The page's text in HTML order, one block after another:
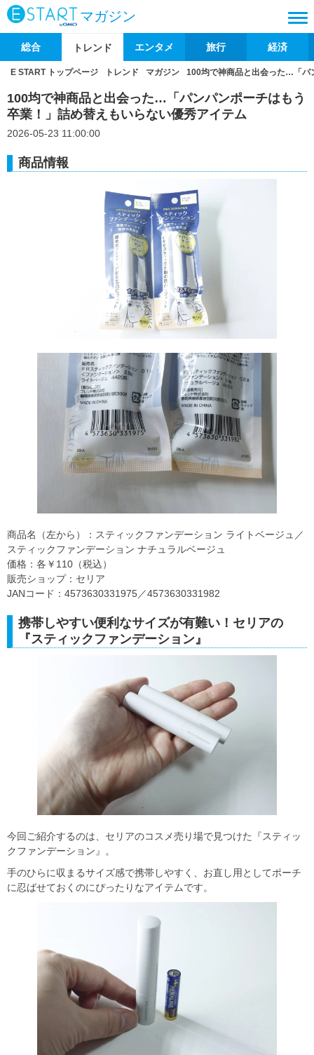
マガジン
総合 トレンド エンタメ 旅行 経済
E START トップページ トレンド マガジン 100均で神商品と出会った…「パ
100均で神商品と出会った…「パンパンポーチはもう
卒業！」詰め替えもいらない優秀アイテム
2026-05-23 11:00:00
商品情報
商品名（左から）：スティックファンデーション ライトベージュ／
スティックファンデーション ナチュラルベージュ
価格：各￥110（税込）
販売ショップ：セリア
JANコード：4573630331975／4573630331982
携帯しやすい便利なサイズが有難い！セリアの
『スティックファンデーション』
今回ご紹介するのは、セリアのコスメ売り場で見つけた『スティッ
クファンデーション』。
手のひらに収まるサイズ感で携帯しやすく、お直し用としてポーチ
に忍ばせておくのにぴったりなアイテムです。